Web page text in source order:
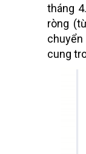
tháng
ròng
cung